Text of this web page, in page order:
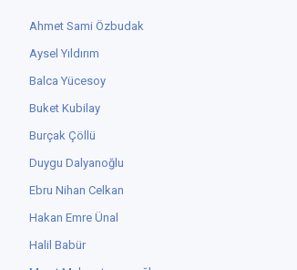
Ahmet Sami Özbudak
Aysel Yıldırım
Balca Yücesoy
Buket Kubilay
Burçak Çöllü
Duygu Dalyanoğlu
Ebru Nihan Celkan
Hakan Emre Ünal
Halil Babür